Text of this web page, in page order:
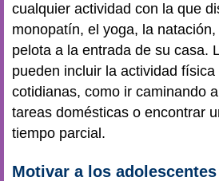
cualquier actividad con la que
monopatín, el yoga, la
pelota a la entrada de su casa.
pueden incluir la actividad
cotidianas, como ir caminando
tareas domésticas o encontrar
tiempo parcial.
Motivar a los